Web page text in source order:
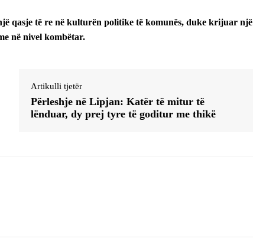
qasje të re në kulturën politike të komunës, duke krijuar një
në nivel kombëtar.
Artikulli tjetër
Përleshje në Lipjan: Katër të mitur të
lënduar, dy prej tyre të goditur me thikë